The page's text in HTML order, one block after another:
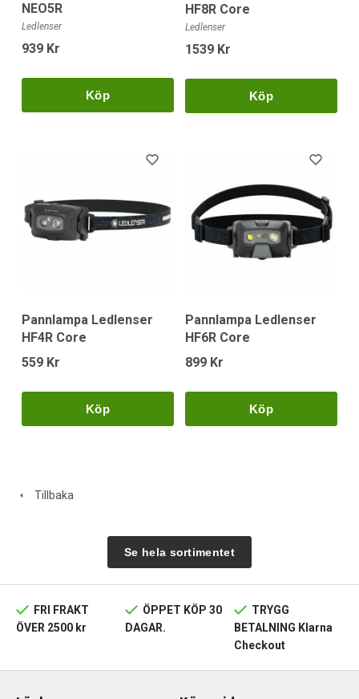
NEO5R
Ledlenser
939 Kr
Köp
HF8R Core
Ledlenser
1539 Kr
Köp
Pannlampa Ledlenser
HF4R Core
559 Kr
Köp
Pannlampa Ledlenser
HF6R Core
899 Kr
Köp
Tillbaka
Se hela sortimentet
FRI FRAKT
ÖVER 2500 kr
ÖPPET KÖP 30
DAGAR.
TRYGG
BETALNING Klarna
Checkout